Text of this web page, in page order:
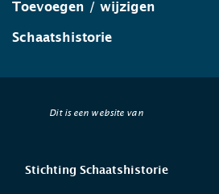
Toevoegen / wijzigen
Schaatshistorie
Dit is een website van
Stichting Schaatshistorie